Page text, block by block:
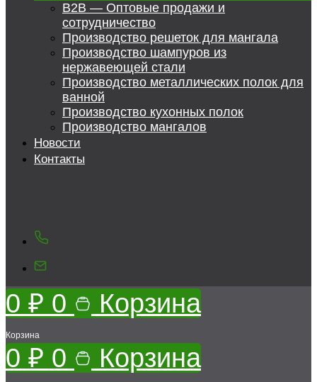
B2B — Оптовые продажи и
сотрудничество
Производство решеток для мангала
Производство шампуров из
нержавеющей стали
Производство металлических полок для
ванной
Производство кухонных полок
Производство мангалов
Новости
Контакты
0 ₽ 0 Корзина
Корзина
0 ₽ 0 Корзина